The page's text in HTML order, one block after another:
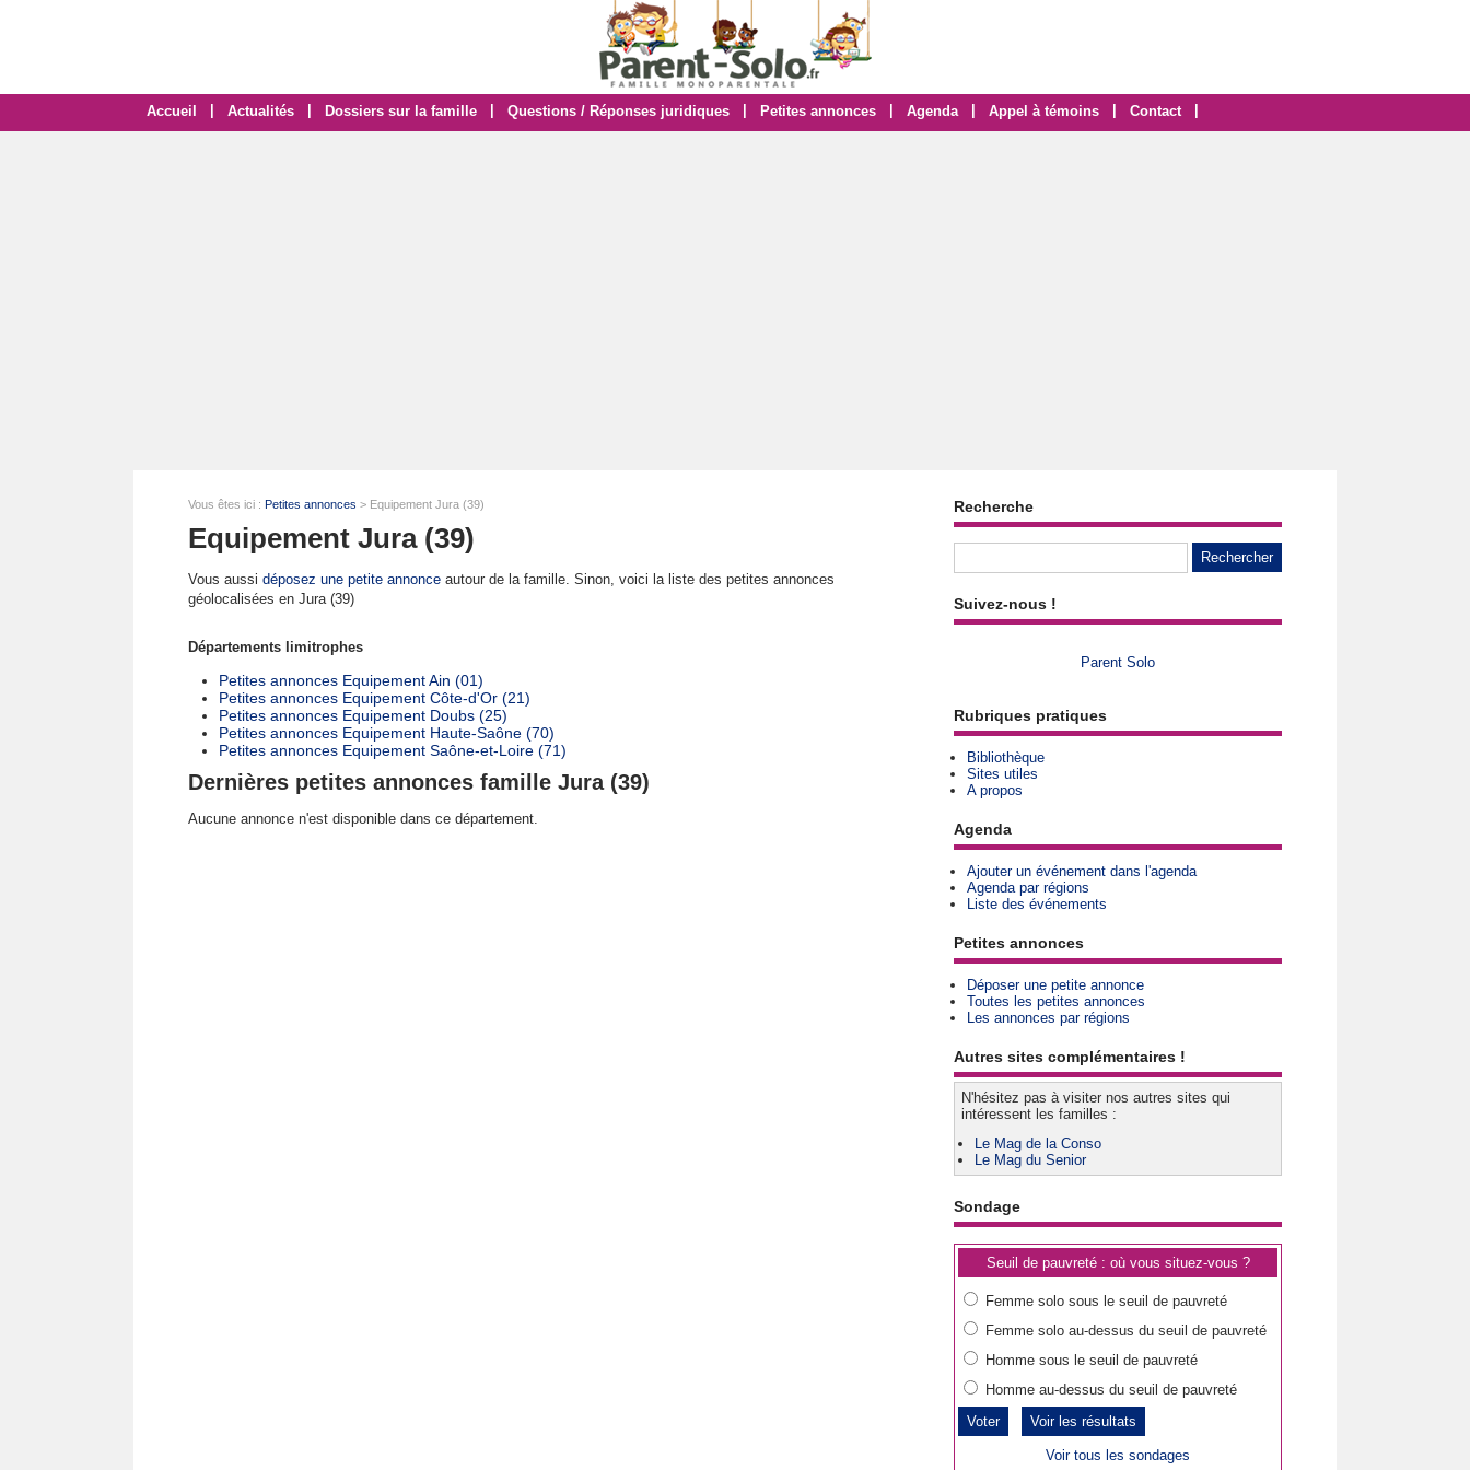
Accueil Actualités Dossiers sur la famille Questions / Réponses juridiques Petites annonces Agenda Appel à témoins Contact
Vous êtes ici : Petites annonces > Equipement Jura (39)
Equipement Jura (39)
Vous aussi déposez une petite annonce autour de la famille. Sinon, voici la liste des petites annonces
géolocalisées en Jura (39)
Départements limitrophes
Petites annonces Equipement Ain (01)
Petites annonces Equipement Côte-d'Or (21)
Petites annonces Equipement Doubs (25)
Petites annonces Equipement Haute-Saône (70)
Petites annonces Equipement Saône-et-Loire (71)
Dernières petites annonces famille Jura (39)
Aucune annonce n'est disponible dans ce département.
Recherche
Suivez-nous !
Parent Solo
Rubriques pratiques
Bibliothèque
Sites utiles
A propos
Agenda
Ajouter un événement dans l'agenda
Agenda par régions
Liste des événements
Petites annonces
Déposer une petite annonce
Toutes les petites annonces
Les annonces par régions
Autres sites complémentaires !
N'hésitez pas à visiter nos autres sites qui
intéressent les familles :
Le Mag de la Conso
Le Mag du Senior
Sondage
Seuil de pauvreté : où vous situez-vous ?
Femme solo sous le seuil de pauvreté
Femme solo au-dessus du seuil de pauvreté
Homme sous le seuil de pauvreté
Homme au-dessus du seuil de pauvreté
Voir les résultats
Voir tous les sondages